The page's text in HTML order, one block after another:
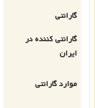
گارانتی
گارانتی کننده در
ایران
موارد گارانتی